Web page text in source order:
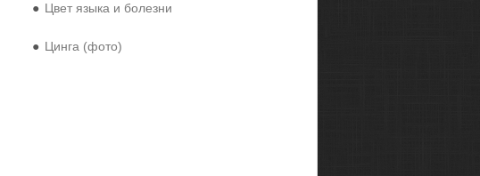
● Цвет языка и болезни
● Цинга (фото)